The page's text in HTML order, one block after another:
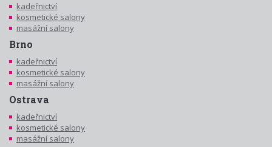
kadeřnictví
kosmetické salony
masážní salony
Brno
kadeřnictví
kosmetické salony
masážní salony
Ostrava
kadeřnictví
kosmetické salony
masážní salony